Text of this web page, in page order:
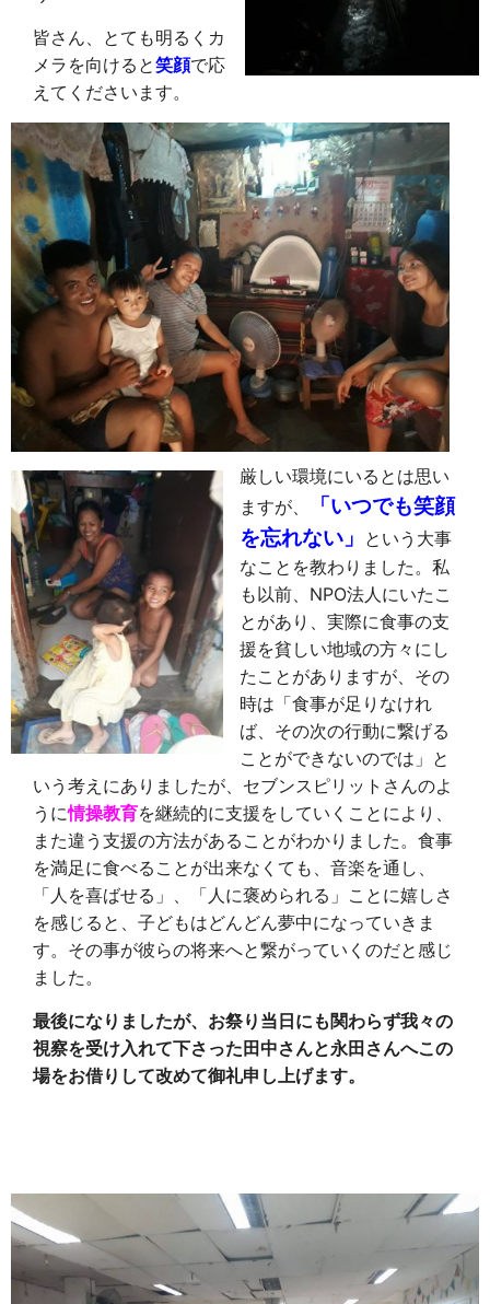
皆さん、とても明るくカ
メラを向けると笑顔で応
えてくださいます。
厳しい環境にいるとは思い
ますが、
「いつでも笑顔
を忘れない」 という大事
なことを教わりました。私
も以前、NPO法人にいたこ
とがあり、実際に食事の支
援を貧しい地域の方々にし
たことがありますが、その
時は「食事が足りなけれ
ば、その次の行動に繋げる
ことができないのでは」と
いう考えにありましたが、セブンスピリットさんのよ
うに情操教育を継続的に支援をしていくことにより、
また違う支援の方法があることがわかりました。食事
を満足に食べることが出来なくても、音楽を通し、
「人を喜ばせる」、「人に褒められる」ことに嬉しさ
を感じると、子どもはどんどん夢中になっていきま
す。その事が彼らの将来へと繋がっていくのだと感じ
ました。
最後になりましたが、お祭り当日にも関わらず我々の
視察を受け入れて下さった田中さんと永田さんへこの
場をお借りして改めて御礼申し上げます。